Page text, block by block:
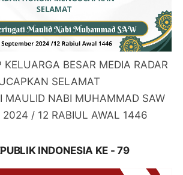
KELUARGA BESAR MEDIA RADAR
SELAMAT
MAULID NABI MUHAMMAD SAW
2024 / 12 RABIUL AWAL 1446
INDONESIA KE - 79